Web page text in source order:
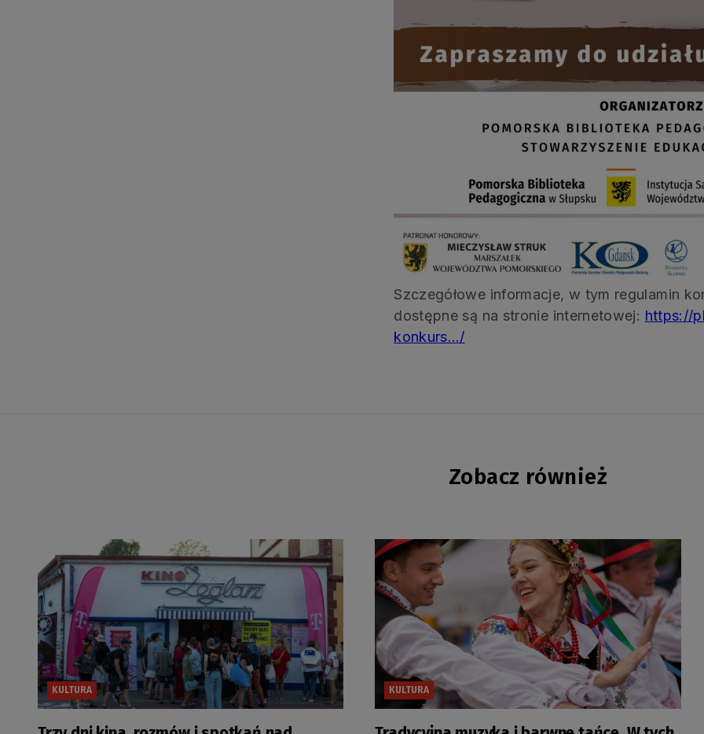
Szczegółowe informacje, w tym regulamin
dostępne są na stronie internetowej: https://
konkurs…/
Zobacz również
KULTURA KULTURA